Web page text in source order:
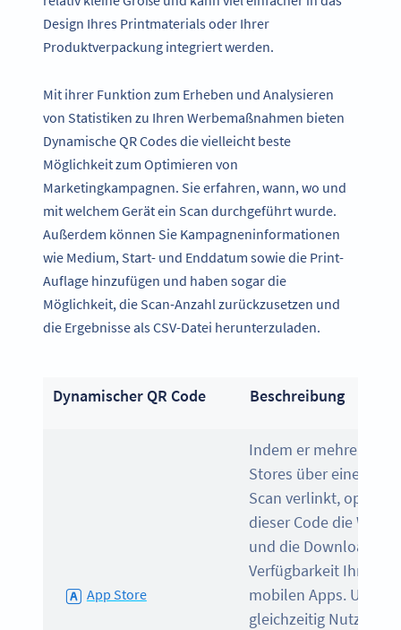
Design Ihres Printmaterials oder Ihrer
Produktverpackung integriert werden.
Mit ihrer Funktion zum Erheben und Analysieren
von Statistiken zu Ihren Werbemaßnahmen bieten
Dynamische QR Codes die vielleicht beste
Möglichkeit zum Optimieren von
Marketingkampagnen. Sie erfahren, wann, wo und
mit welchem Gerät ein Scan durchgeführt wurde.
Außerdem können Sie Kampagneninformationen
wie Medium, Start- und Enddatum sowie die Print-
Auflage hinzufügen und haben sogar die
Möglichkeit, die Scan-Anzahl zurückzusetzen und
die Ergebnisse als CSV-Datei herunterzuladen.
Dynamischer QR Code Beschreibung
App Store
Indem er mehrere App
Stores über einen
Scan verlinkt,
dieser Code die
und die Download-
Verfügbarkeit Ihrer
mobilen Apps. Und
gleichzeitig Nutzende